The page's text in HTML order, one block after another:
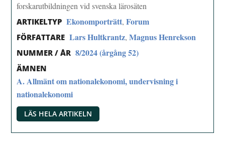
forskarutbildningen vid svenska lärosäten
ARTIKELTYP Ekonomporträtt,Forum
FÖRFATTARE Lars Hultkrantz,Magnus Henrekson
NUMMER / ÅR 8/2024 (årgång 52)
ÄMNEN
A. Allmänt om nationalekonomi, undervisning i
nationalekonomi
LÄS HELA ARTIKELN